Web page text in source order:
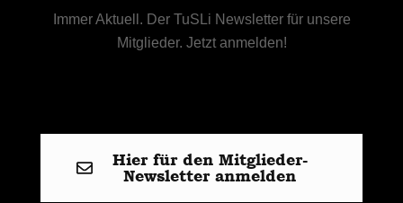
Immer Aktuell. Der TuSLi Newsletter für unsere
Mitglieder. Jetzt anmelden!
Hier für den Mitglieder-
Newsletter anmelden